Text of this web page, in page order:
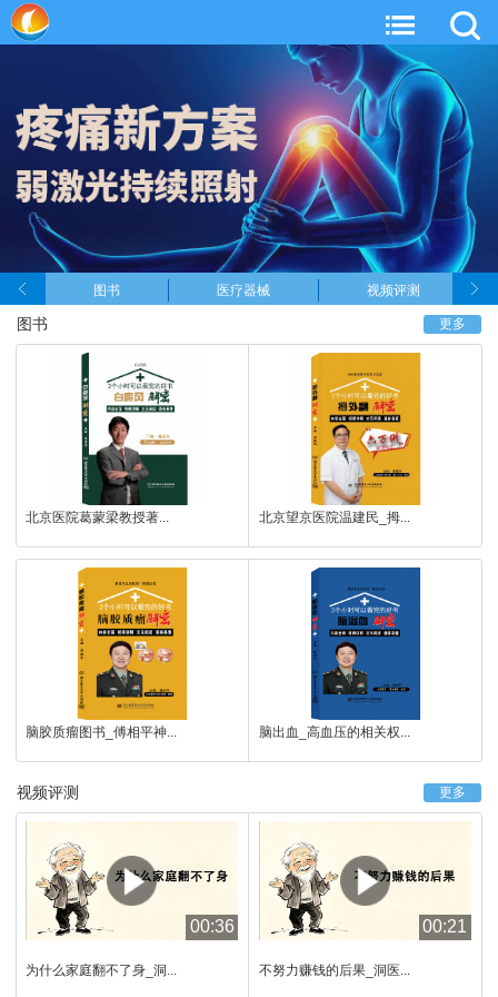
图书 医疗器械 视频评测
更多
图书
北京医院葛蒙梁教授著... 北京望京医院温建民_拇...
脑胶质瘤图书_傅相平神... 脑出血_高血压的相关权...
更多
视频评测
00:36
为什么家庭翻不了身_洞...
00:21
不努力赚钱的后果_洞医...